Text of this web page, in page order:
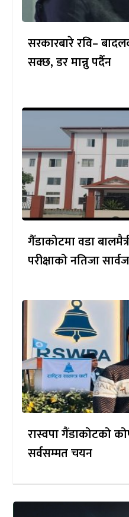
सरकारबारे रवि–
सक्छ, डर मान्नु पर्दैन
गैँडाकोटमा वडा
परीक्षाको नतिजा
रास्वपा गैंडाकोटको
सर्वसम्मत चयन